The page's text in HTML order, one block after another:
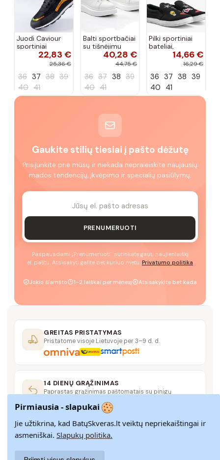
Juodi Caviour
sportiniai
sportbačiai22,83 €
25,36 €
36 37 38 39
40 41
Balti sportbačiai
su tišnėjimu
Peyton40,28 €
44,75 €
36 37 38 39
40 41
Pilki sportiniai
bateliai,
„Justice"14,66 €
16,29 €
36 37 38 39
40 41
Gaukite stilių tiesiai į pašto dėžutę
Prisijunkite prie mūsų ir niekada nepraleiskite naujausių
mados tendencijų, įkvėpimo ir specialių pasiūlymų.
PRENUMERUOTI
Paspausdami „Prenumeruoti" sutinkate gauti naujienlaiškį
el. paštu. Atsisakyti galite bet kuriuo metu. Privatumo politika
Jokio šlamšto 1–2 laiškai per mėnesį Atsisakykite bet kada
GREITAS PRISTATYMAS
Pristatome visoje Lietuvoje per 3–9 d. d.
14 DIENŲ GRĄŽINIMAS
Paprastas grąžinimas paštomatais su pinigų
SAUGUS MOKĖJIMAS
SSL šifravimas užtikrina aukščiausią jūsų duomenų
saugumo lygį
Pirmiausia - slapukai
Jie užtikrina, kad BatųSkveras.lt veiktų nepriekaištingai ir
asmeniškai. Slapukų politika.